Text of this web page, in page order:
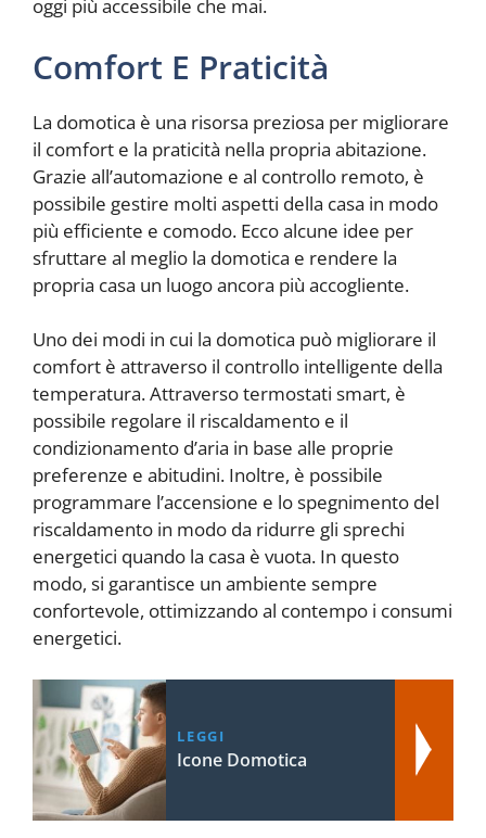
oggi più accessibile che mai.
Comfort E Praticità
La domotica è una risorsa preziosa per migliorare
il comfort e la praticità nella propria abitazione.
Grazie all’automazione e al controllo remoto, è
possibile gestire molti aspetti della casa in modo
più efficiente e comodo. Ecco alcune idee per
sfruttare al meglio la domotica e rendere la
propria casa un luogo ancora più accogliente.
Uno dei modi in cui la domotica può migliorare il
comfort è attraverso il controllo intelligente della
temperatura. Attraverso termostati smart, è
possibile regolare il riscaldamento e il
condizionamento d’aria in base alle proprie
preferenze e abitudini. Inoltre, è possibile
programmare l’accensione e lo spegnimento del
riscaldamento in modo da ridurre gli sprechi
energetici quando la casa è vuota. In questo
modo, si garantisce un ambiente sempre
confortevole, ottimizzando al contempo i consumi
energetici.
LEGGI
Icone Domotica